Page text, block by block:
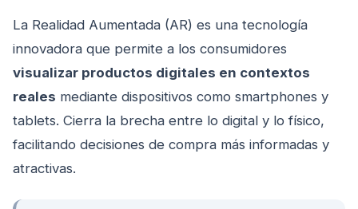
La Realidad Aumentada (AR) es una tecnología
innovadora que permite a los consumidores
visualizar productos digitales en contextos
reales mediante dispositivos como smartphones y
tablets. Cierra la brecha entre lo digital y lo físico,
facilitando decisiones de compra más informadas y
atractivas.